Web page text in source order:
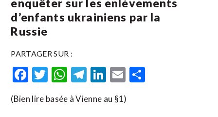
enquêter sur les enlèvements
d’enfants ukrainiens par la
Russie
PARTAGER SUR :
Facebook
Twitter
WhatsApp
Telegram
LinkedIn
Email
(Bien lire basée à Vienne au §1)